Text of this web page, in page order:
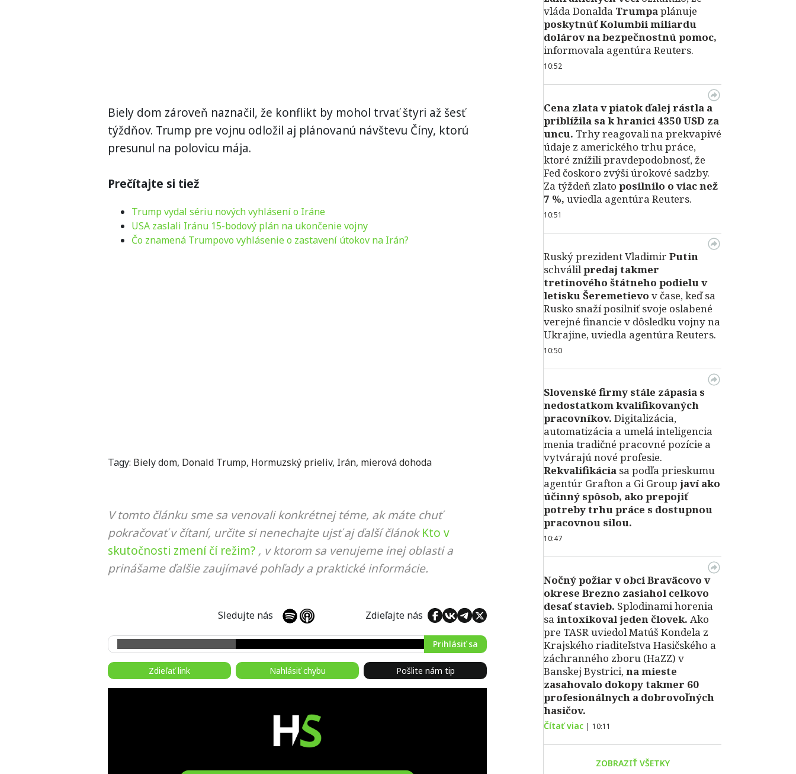
Biely dom zároveň naznačil, že konflikt by mohol trvať štyri až šesť
týždňov. Trump pre vojnu odložil aj plánovanú návštevu Číny, ktorú
presunul na polovicu mája.
Prečítajte si tiež
Trump vydal sériu nových vyhlásení o Iráne
USA zaslali Iránu 15-bodový plán na ukončenie vojny
Čo znamená Trumpovo vyhlásenie o zastavení útokov na Irán?
Tagy: Biely dom, Donald Trump, Hormuzský prieliv, Irán, mierová dohoda
V tomto článku sme sa venovali konkrétnej téme, ak máte chuť
pokračovať v čítaní, určite si nenechajte ujsť aj ďalší článok Kto v
skutočnosti zmení čí režim? , v ktorom sa venujeme inej oblasti a
prinášame ďalšie zaujímavé pohľady a praktické informácie.
Sledujte nás Zdieľajte nás
Prihlásiť sa
Zdieľať link Nahlásiť chybu Pošlite nám tip
vláda Donalda Trumpaplánuje
poskytnúť Kolumbii miliardu
dolárov na bezpečnostnú pomoc,
informovala agentúra Reuters.
10:52
Cena zlata v piatok ďalej rástla a
priblížila sa k hranici 4350 USD za
uncu. Trhy reagovali na prekvapivé
údaje z amerického trhu práce,
ktoré znížili pravdepodobnosť, že
Fed čoskoro zvýši úrokové sadzby.
Za týždeň zlato posilnilo o viac než
7 %, uviedla agentúra Reuters.
10:51
Ruský prezident Vladimir Putin
schválilpredaj takmer
tretinového štátneho podielu v
letisku Šeremetievo v čase, keď sa
Rusko snaží posilniť svoje oslabené
verejné financie v dôsledku vojny na
Ukrajine, uviedla agentúra Reuters.
10:50
Slovenské firmy stále zápasia s
nedostatkom kvalifikovaných
pracovníkov. Digitalizácia,
automatizácia a umelá inteligencia
menia tradičné pracovné pozície a
vytvárajú nové profesie.
Rekvalifikácia sa podľa prieskumu
agentúr Grafton a Gi Group javí ako
účinný spôsob, ako prepojiť
potreby trhu práce s dostupnou
pracovnou silou.
10:47
Nočný požiar v obci Braväcovo v
okrese Brezno zasiahol celkovo
desať stavieb. Splodinami horenia
sa intoxikoval jeden človek. Ako
pre TASR uviedol Matúš Kondela z
Krajského riaditeľstva Hasičského a
záchranného zboru (HaZZ) v
Banskej Bystrici,na mieste
zasahovalo dokopy takmer 60
profesionálnych a dobrovoľných
hasičov.
Čítať viac | 10:11
ZOBRAZIŤ VŠETKY